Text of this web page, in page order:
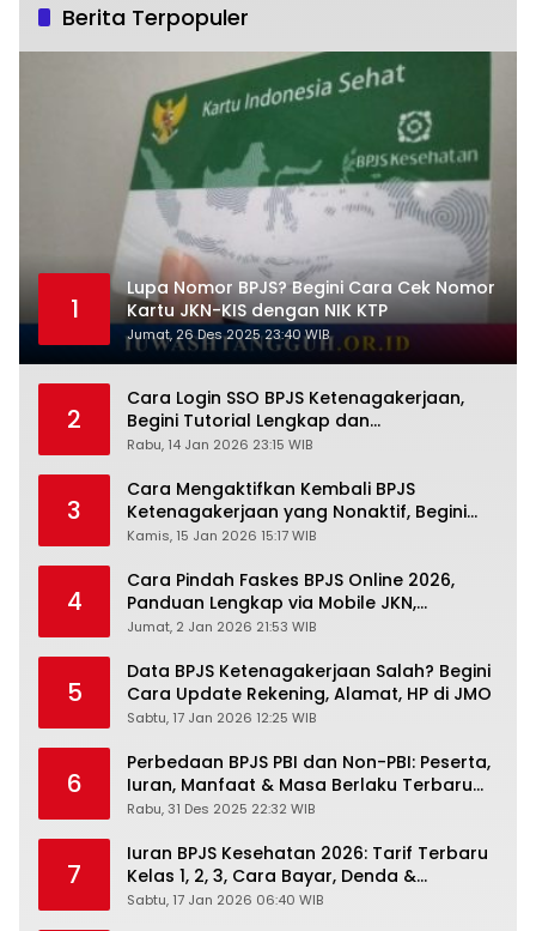
Berita Terpopuler
1
Lupa Nomor BPJS? Begini Cara Cek Nomor
Kartu JKN-KIS dengan NIK KTP
Jumat, 26 Des 2025 23:40 WIB
2
Cara Login SSO BPJS Ketenagakerjaan,
Begini Tutorial Lengkap dan
Pengertiannya
Rabu, 14 Jan 2026 23:15 WIB
3
Cara Mengaktifkan Kembali BPJS
Ketenagakerjaan yang Nonaktif, Begini
Panduan Lengkapnya
Kamis, 15 Jan 2026 15:17 WIB
4
Cara Pindah Faskes BPJS Online 2026,
Panduan Lengkap via Mobile JKN,
PANDAWA & Offiline Kantor Cabang
Jumat, 2 Jan 2026 21:53 WIB
5
Data BPJS Ketenagakerjaan Salah? Begini
Cara Update Rekening, Alamat, HP di JMO
Sabtu, 17 Jan 2026 12:25 WIB
6
Perbedaan BPJS PBI dan Non-PBI: Peserta,
Iuran, Manfaat & Masa Berlaku Terbaru
2026
Rabu, 31 Des 2025 22:32 WIB
7
Iuran BPJS Kesehatan 2026: Tarif Terbaru
Kelas 1, 2, 3, Cara Bayar, Denda &
Panduan Lengkap Peserta JKN-KIS
Sabtu, 17 Jan 2026 06:40 WIB